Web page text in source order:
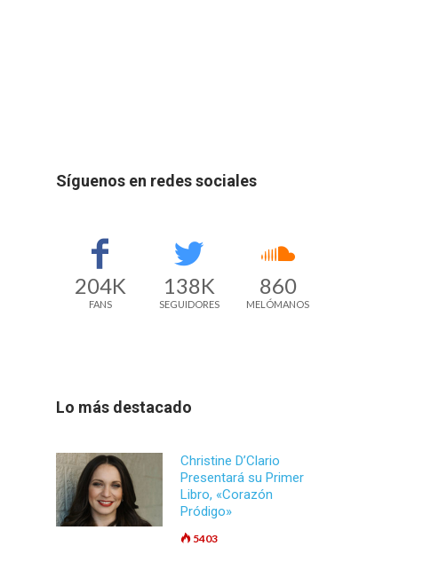
Síguenos en redes sociales
204K
FANS
138K
SEGUIDORES
860
MELÓMANOS
Lo más destacado
Christine D’Clario
Presentará su Primer
Libro, «Corazón
Pródigo»
5403